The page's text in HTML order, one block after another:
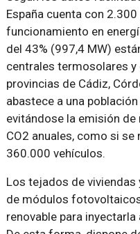
España cuenta con
funcionamiento en
del 43% (997,4 MW)
centrales termosolares y
provincias de Cádiz,
abastece a una
evitándose la emisión
CO2 anuales, como si
360.000 vehículos.
Los tejados de viviendas
de módulos
renovable para